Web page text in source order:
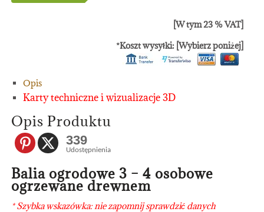
[W tym 23 % VAT]
*Koszt wysyłki: [Wybierz poniżej]
Opis
Karty techniczne i wizualizacje 3D
Opis Produktu
339
Udostępnienia
Balia ogrodowe 3 – 4 osobowe
ogrzewane drewnem
* Szybka wskazówka: nie zapomnij sprawdzić danych